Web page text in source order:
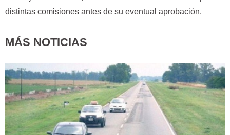
distintas comisiones antes de su eventual aprobación.
MÁS NOTICIAS